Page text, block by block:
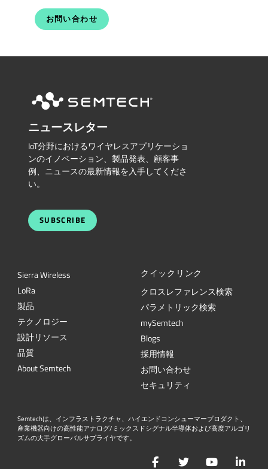
お問い合わせ
ニュースレター
IoT分野におけるワイヤレスアプリケーショ
ンのイノベーション、製品発表、顧客事
例、ニュースの最新情報を入手してくださ
い。
SUBSCRIBE
Sierra Wireless
LoRa
製品
テクノロジー
設計リソース
品質
About Semtech
クイックリンク
クロスレファレンス検索
パラメトリック検索
mySemtech
Blogs
採用情報
お問い合わせ
セキュリティ
Semtechは、インフラストラクチャ、ハイエンドコンシューマープロダクト、
産業機器向けの高性能アナログ/ミックスドシグナル半導体および高度アルゴリ
ズムの大手グローバルサプライヤです。
FacebookTwitterYouTube